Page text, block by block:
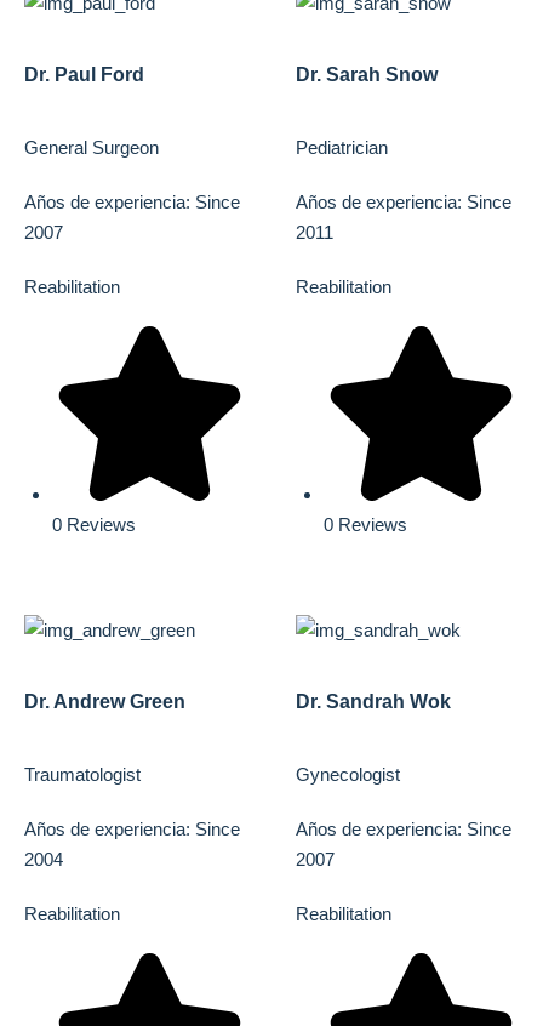
Dr. Paul Ford
General Surgeon
Años de experiencia: Since
2007
Reabilitation
0 Reviews
Dr. Sarah Snow
Pediatrician
Años de experiencia: Since
2011
Reabilitation
0 Reviews
Dr. Andrew Green
Traumatologist
Años de experiencia: Since
2004
Reabilitation
Dr. Sandrah Wok
Gynecologist
Años de experiencia: Since
2007
Reabilitation